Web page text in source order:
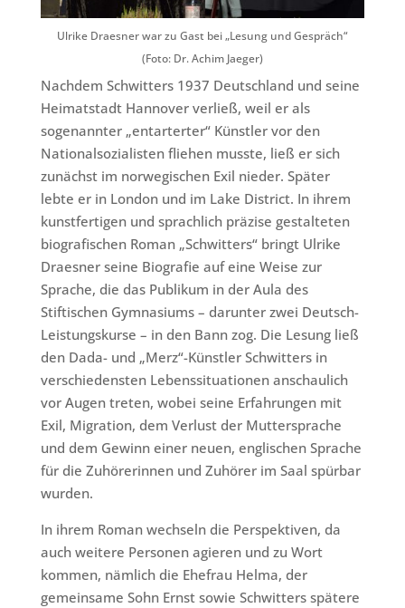
Ulrike Draesner war zu Gast bei „Lesung und Gespräch“
(Foto: Dr. Achim Jaeger)
Nachdem Schwitters 1937 Deutschland und seine
Heimatstadt Hannover verließ, weil er als
sogenannter „entarterter“ Künstler vor den
Nationalsozialisten fliehen musste, ließ er sich
zunächst im norwegischen Exil nieder. Später
lebte er in London und im Lake District. In ihrem
kunstfertigen und sprachlich präzise gestalteten
biografischen Roman „Schwitters“ bringt Ulrike
Draesner seine Biografie auf eine Weise zur
Sprache, die das Publikum in der Aula des
Stiftischen Gymnasiums – darunter zwei Deutsch-
Leistungskurse – in den Bann zog. Die Lesung ließ
den Dada- und „Merz“-Künstler Schwitters in
verschiedensten Lebenssituationen anschaulich
vor Augen treten, wobei seine Erfahrungen mit
Exil, Migration, dem Verlust der Muttersprache
und dem Gewinn einer neuen, englischen Sprache
für die Zuhörerinnen und Zuhörer im Saal spürbar
wurden.
In ihrem Roman wechseln die Perspektiven, da
auch weitere Personen agieren und zu Wort
kommen, nämlich die Ehefrau Helma, der
gemeinsame Sohn Ernst sowie Schwitters spätere